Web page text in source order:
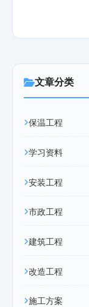
文章分类
保温工程
学习资料
安装工程
市政工程
建筑工程
改造工程
施工方案